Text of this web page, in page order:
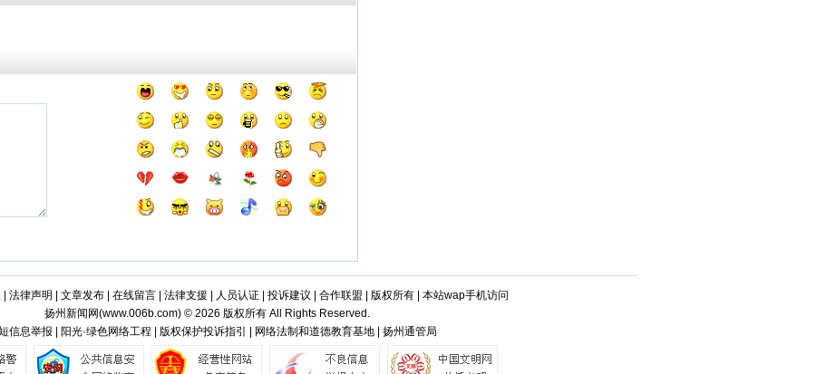
法律声明 文章发布| 在线留言| 法律支援 人员认证| 投诉建议 合作联盟 版权所有| 本站wap手机访问
扬州新闻网(www.006b.com) © 2026 版权所有 All Rights Reserved.
信息举报 | 阳光·绿色网络工程 | 版权保护投诉指引 | 网络法制和道德教育基地 | 扬州通管局